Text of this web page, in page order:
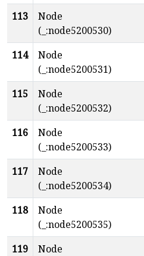
113
Node
(_:node5200530)
114
Node
(_:node5200531)
115
Node
(_:node5200532)
116
Node
(_:node5200533)
117
Node
(_:node5200534)
118
Node
(_:node5200535)
119
Node